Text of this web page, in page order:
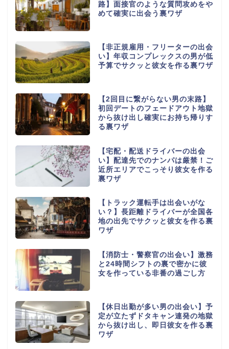
路】面接官のような質問攻めをや
めて確実に出会う裏ワザ
【非正規雇用・フリーターの出会
い】年収コンプレックスの男が低
予算でサクッと彼女を作る裏ワザ
【2回目に繋がらない男の末路】
初回デートのフェードアウト地獄
から抜け出し確実にお持ち帰りす
る裏ワザ
【宅配・配送ドライバーの出会
い】配達先でのナンパは厳禁！ご
近所エリアでこっそり彼女を作る
裏ワザ
【トラック運転手は出会いがな
い？】長距離ドライバーが全国各
地の出先でサクッと彼女を作る裏
ワザ
【消防士・警察官の出会い】激務
と24時間シフトの裏で密かに彼
女を作っている非番の過ごし方
【休日出勤が多い男の出会い】予
定が立たずドタキャン連発の地獄
から抜け出し、即日彼女を作る裏
ワザ